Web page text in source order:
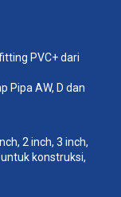
Pipa AW, D dan